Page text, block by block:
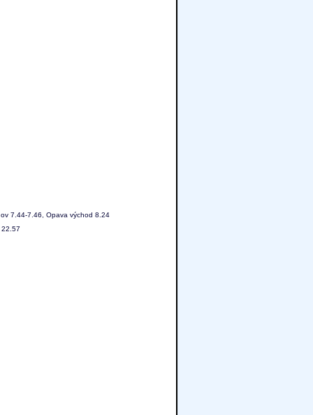
7.44-7.46, Opava východ 8.24